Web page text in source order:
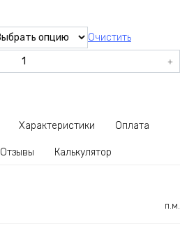
Очистить
Характеристики Оплата
Отзывы Калькулятор
п.м.